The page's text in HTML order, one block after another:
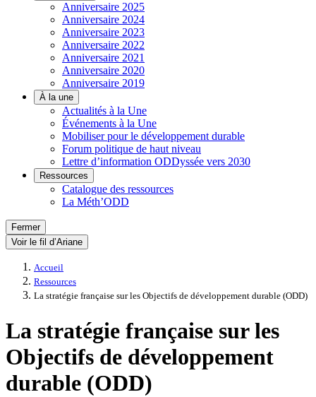
Anniversaire 2025
Anniversaire 2024
Anniversaire 2023
Anniversaire 2022
Anniversaire 2021
Anniversaire 2020
Anniversaire 2019
À la une
Actualités à la Une
Événements à la Une
Mobiliser pour le développement durable
Forum politique de haut niveau
Lettre d’information ODDyssée vers 2030
Ressources
Catalogue des ressources
La Méth’ODD
Fermer
Voir le fil d’Ariane
Accueil
Ressources
La stratégie française sur les Objectifs de développement durable (ODD)
La stratégie française sur les
Objectifs de développement
durable (ODD)